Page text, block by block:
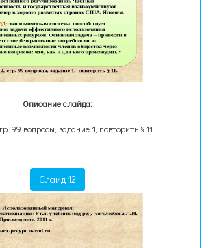
Описание слайда:
99 вопросы, задание 1, повторить § 11.
Слайд 12